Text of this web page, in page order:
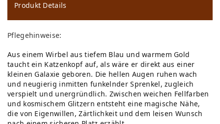
ns
ch
lis
te
Produkt Details
Pflegehinweise:
Aus einem Wirbel aus tiefem Blau und warmem Gold
taucht ein Katzenkopf auf, als wäre er direkt aus einer
kleinen Galaxie geboren. Die hellen Augen ruhen wach
und neugierig inmitten funkelnder Sprenkel, zugleich
verspielt und unergründlich. Zwischen weichen Fellfarben
und kosmischem Glitzern entsteht eine magische Nähe,
die von Eigenwillen, Zärtlichkeit und dem leisen Wunsch